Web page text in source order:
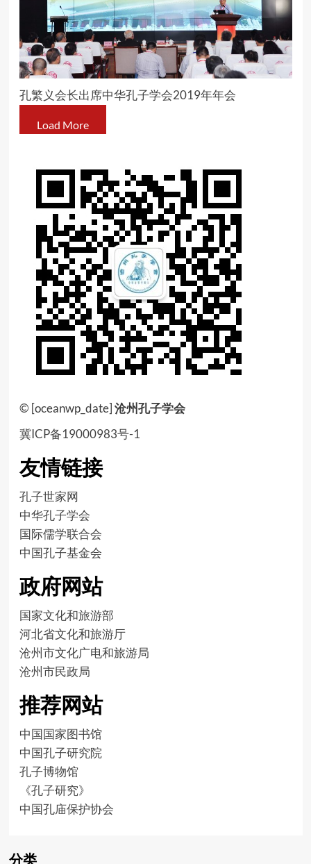
孔繁义会长出席中华孔子学会2019年年会
Load More
© [oceanwp_date] 沧州孔子学会
冀ICP备19000983号-1
友情链接
孔子世家网
中华孔子学会
国际儒学联合会
中国孔子基金会
政府网站
国家文化和旅游部
河北省文化和旅游厅
沧州市文化广电和旅游局
沧州市民政局
推荐网站
中国国家图书馆
中国孔子研究院
孔子博物馆
《孔子研究》
中国孔庙保护协会